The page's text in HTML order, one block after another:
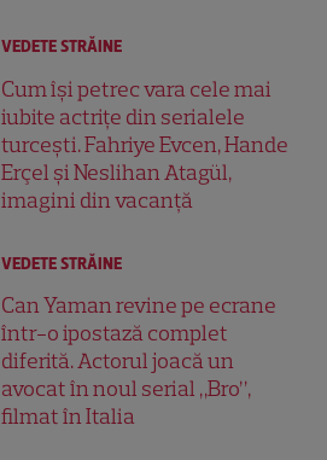
VEDETE STRĂINE
Cum își petrec vara cele mai
iubite actrițe din serialele
turcești. Fahriye Evcen, Hande
Erçel și Neslihan Atagül,
imagini din vacanță
VEDETE STRĂINE
Can Yaman revine pe ecrane
într-o ipostază complet
diferită. Actorul joacă un
avocat în noul serial „Bro”,
filmat în Italia